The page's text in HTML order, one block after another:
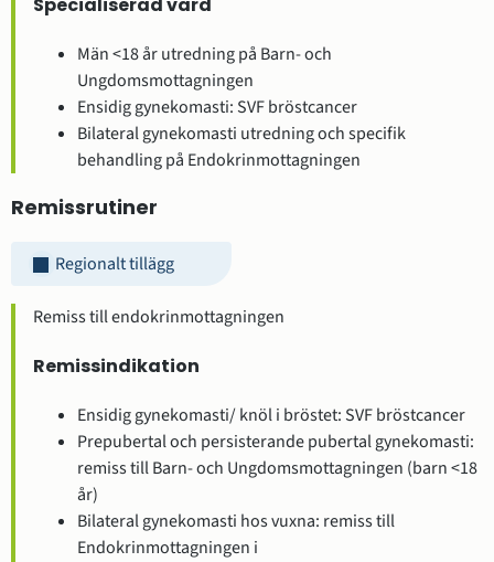
Män <18 år utredning på Barn- och
Ungdomsmottagningen
Ensidig gynekomasti: SVF bröstcancer
Bilateral gynekomasti utredning och specifik
behandling på Endokrinmottagningen
Remissrutiner
Regionalt tillägg
Remiss till endokrinmottagningen
Remissindikation
Ensidig gynekomasti/ knöl i bröstet: SVF bröstcancer
Prepubertal och persisterande pubertal gynekomasti:
remiss till Barn- och Ungdomsmottagningen (barn <18
år)
Bilateral gynekomasti hos vuxna: remiss till
Endokrinmottagningen i